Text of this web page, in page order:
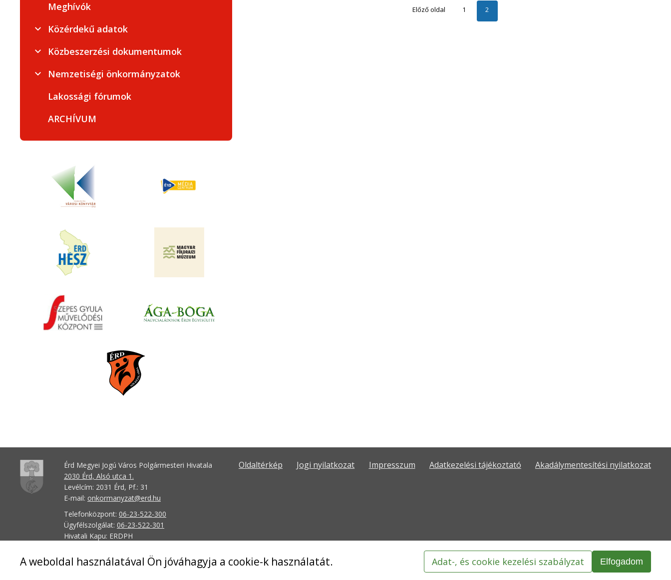
A weboldal használatával Ön jóváhagyja a cookie-k használatát. Adat-, és cookie kezelési szabályzat Elfogadom
Előző oldal 1 2
Meghívók
Közérdekű adatok
Közbeszerzési dokumentumok
Nemzetiségi önkormányzatok
Lakossági fórumok
ARCHÍVUM
Érd Megyei Jogú Város Polgármesteri Hivatala
2030 Érd, Alsó utca 1.
Levélcím: 2031 Érd, Pf.: 31
E-mail: onkormanyzat@erd.hu
Telefonközpont: 06-23-522-300
Ügyfélszolgálat: 06-23-522-301
Hivatali Kapu: ERDPH
Oldaltérkép Jogi nyilatkozat Impresszum Adatkezelési tájékoztató Akadálymentesítési nyilatkozat